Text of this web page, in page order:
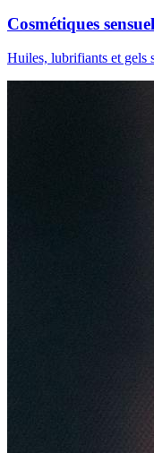
Cosmétiques
Huiles, lubrifiants et gels